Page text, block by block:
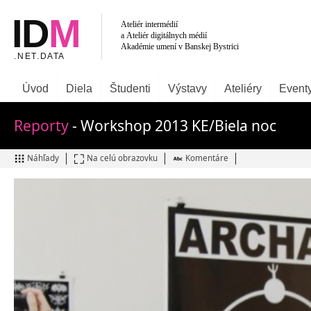
Úvod Diela Študenti Výstavy Ateliéry
Reporty- Workshop 2013 KE/Biela noc
Náhľady Na celú obrazovku Komentáre